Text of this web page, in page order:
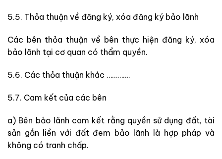
5.5. Thỏa thuận về đăng ký, xóa đăng ký bảo lãnh
Các bên thỏa thuận về bên thực hiện đăng ký, xóa
bảo lãnh tại cơ quan có thẩm quyền.
5.6. Các thỏa thuận khác ………….
5.7. Cam kết của các bên
a) Bên bảo lãnh cam kết rằng quyền sử dụng đất, tài
sản gắn liền với đất đem bảo lãnh là hợp pháp và
không có tranh chấp.